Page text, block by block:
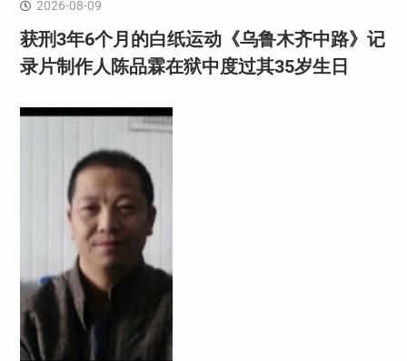
2026-08-09
获刑3年6个月的白纸运动《乌鲁木齐中路》记
录片制作人陈品霖在狱中度过其35岁生日